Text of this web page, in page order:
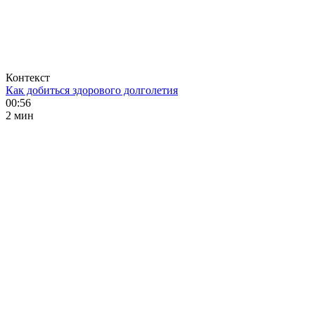
Контекст
Как добиться здорового долголетия
00:56
2 мин